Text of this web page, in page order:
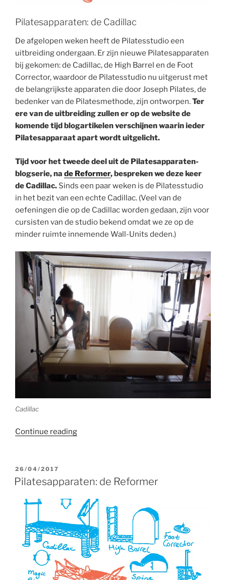
Pilatesapparaten: de Cadillac
De afgelopen weken heeft de Pilatesstudio een
uitbreiding ondergaan. Er zijn nieuwe Pilatesapparaten
bij gekomen: de Cadillac, de High Barrel en de Foot
Corrector, waardoor de Pilatesstudio nu uitgerust met
de belangrijkste apparaten die door Joseph Pilates, de
bedenker van de Pilatesmethode, zijn ontworpen.Ter
ere van de uitbreiding zullen er op de website de
komende tijd blogartikelen verschijnen waarin ieder
Pilatesapparaat apart wordt uitgelicht.
Tijd voor het tweede deel uit de Pilatesapparaten-
blogserie, na de Reformer, bespreken we deze keer
de Cadillac. Sinds een paar weken is de Pilatesstudio
in het bezit van een echte Cadillac. (Veel van de
oefeningen die op de Cadillac worden gedaan, zijn voor
cursisten van de studio bekend omdat we ze op de
minder ruimte innemende Wall-Units deden.)
Cadillac
Continue reading“Pilatesapparaten:
POSTED
ON
26/04/2017
Pilatesapparaten: de Reformer